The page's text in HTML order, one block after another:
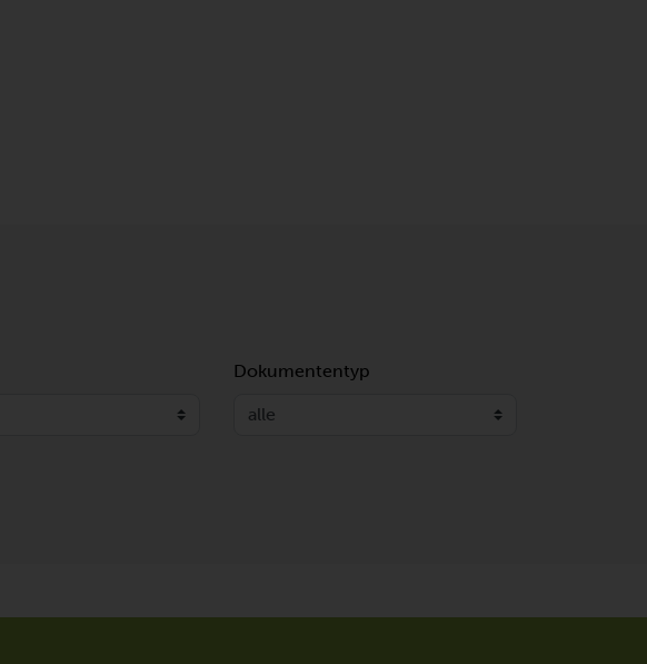
Dokumententyp